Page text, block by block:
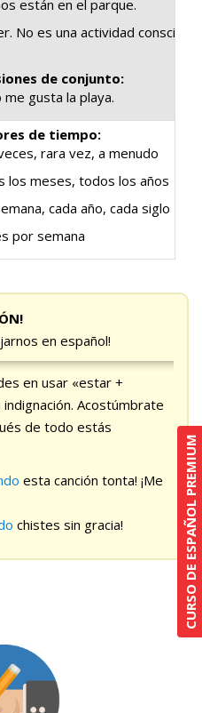
CURSO DE ESPAÑOL PREMIUM
están en el parque.
No es una actividad
de conjunto:
me gusta la playa.
de tiempo:
rara vez, a menudo
los meses, todos los años
cada año, cada siglo
por semana
en español!
en usar «estar +
Acostúmbrate
de todo estás
esta canción tonta! ¡Me
chistes sin gracia!